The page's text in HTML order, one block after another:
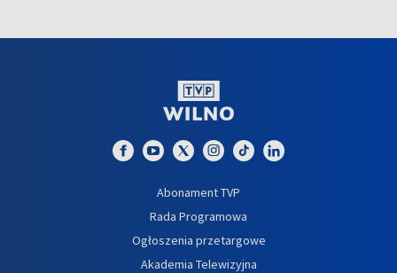
Abonament TVP
Rada Programowa
Ogłoszenia przetargowe
Akademia Telewizyjna